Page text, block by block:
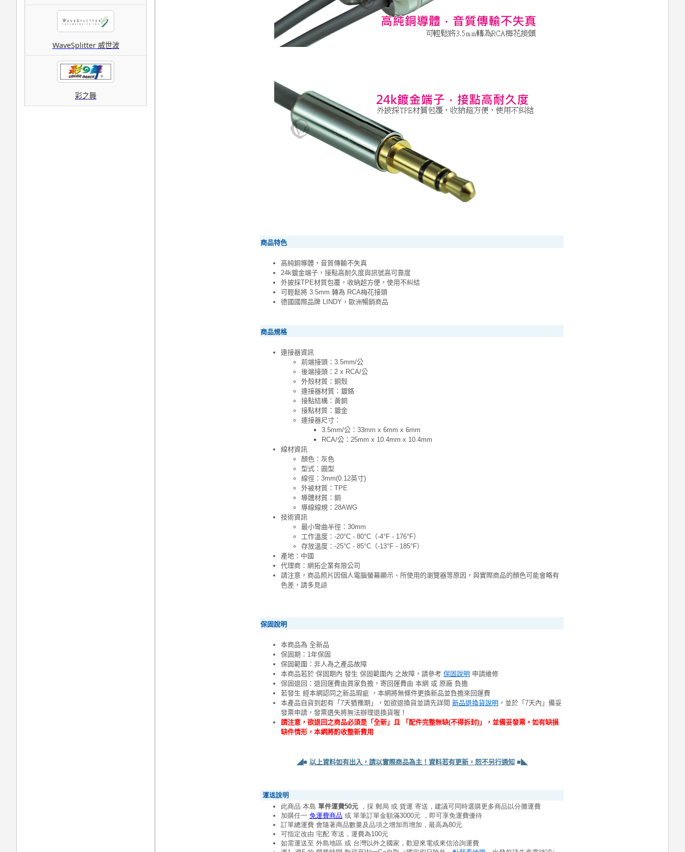
WaveSplitter 威世波
彩之舞
商品特色
高純銅導體，音質傳輸不失真
24k鍍金端子，接點高耐久度與訊號高可靠度
外披採TPE材質包覆，收納超方便，使用不糾結
可輕鬆將 3.5mm 轉為 RCA梅花接頭
德國國際品牌 LINDY，歐洲暢銷商品
商品規格
連接器資訊
前端接頭：3.5mm/公
後端接頭：2 x RCA/公
外殼材質：銅殼
連接器材質：鍍鉻
接點結構：黃銅
接點材質：鍍金
連接器尺寸：
3.5mm/公：33mm x 6mm x 6mm
RCA/公：25mm x 10.4mm x 10.4mm
線材資訊
顏色：灰色
型式：圓型
線徑：3mm(0.12英寸)
外被材質：TPE
導體材質：銅
導線線規：28AWG
技術資訊
最小彎曲半徑：30mm
工作溫度：-20°C - 80°C（-4°F - 176°F）
存放溫度：-25°C - 85°C（-13°F - 185°F）
產地：中國
代理商：網拓企業有限公司
請注意，商品照片因個人電腦螢幕顯示、所使用的瀏覽器等原因，與實際商品的顏色可能會略有
色差，請多見諒
保固說明
本商品為 全新品
保固期：1年保固
保固範圍：非人為之產品故障
本商品若於 保固期內 發生 保固範圍內 之故障，請參考 保固說明 申請維修
保固退回：退回運費由買家負擔，寄回運費由 本網 或 原廠 負擔
若發生 經本網認同之新品瑕疵 ，本網將無條件更換新品並負擔來回運費
本產品自貨到起有「7天猶豫期」，如欲退換貨並請先詳閱 新品退換貨說明 ，並於「7天內」備妥
發票申請，發票遺失將無法辦理退換貨喔！
請注意，欲退回之商品必須是「全新」且 「配件完整無缺(不得拆封)」，並備妥發票。如有缺損
缺件情形，本網將酌收整新費用
◢■ 以上資料如有出入，請以實際商品為主！資料若有更新，恕不另行通知 ■◣